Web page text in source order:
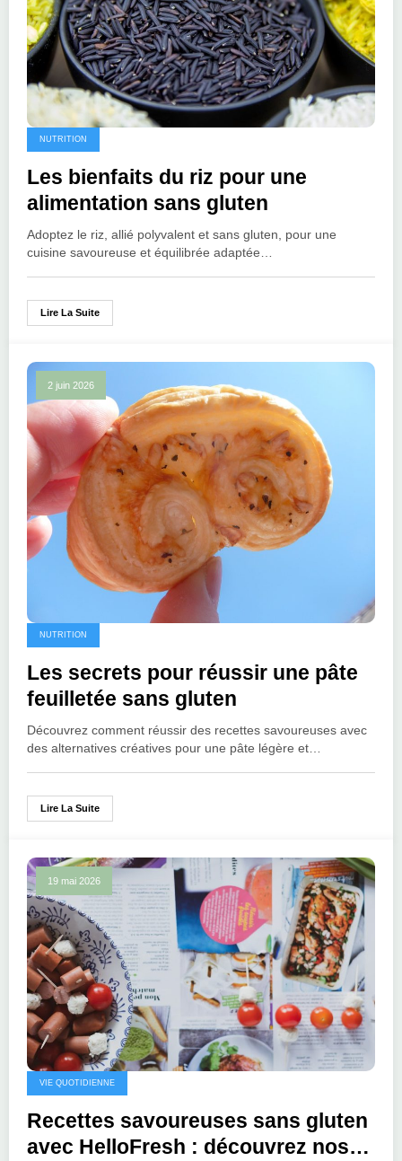
NUTRITION
Les bienfaits du riz pour une
alimentation sans gluten
Adoptez le riz, allié polyvalent et sans gluten, pour une
cuisine savoureuse et équilibrée adaptée…
Lire La Suite
2 juin 2026
NUTRITION
Les secrets pour réussir une pâte
feuilletée sans gluten
Découvrez comment réussir des recettes savoureuses avec
des alternatives créatives pour une pâte légère et…
Lire La Suite
19 mai 2026
VIE QUOTIDIENNE
Recettes savoureuses sans gluten
avec HelloFresh : découvrez nos